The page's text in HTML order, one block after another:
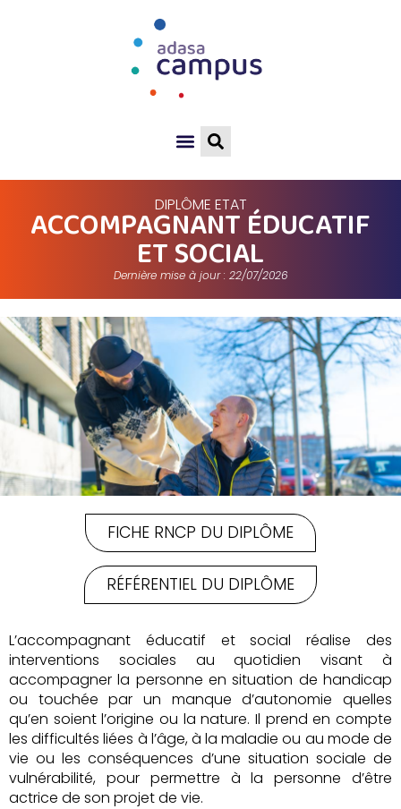
DIPLÔME ETAT
ACCOMPAGNANT ÉDUCATIF
ET SOCIAL
Dernière mise à jour : 22/07/2026
FICHE RNCP DU DIPLÔME
RÉFÉRENTIEL DU DIPLÔME
L’accompagnant éducatif et social réalise des
interventions sociales au quotidien visant à
accompagner la personne en situation de handicap
ou touchée par un manque d’autonomie quelles
qu’en soient l’origine ou la nature. Il prend en compte
les difficultés liées à l’âge, à la maladie ou au mode de
vie ou les conséquences d’une situation sociale de
vulnérabilité, pour permettre à la personne d’être
actrice de son projet de vie.